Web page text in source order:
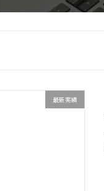
最新実績